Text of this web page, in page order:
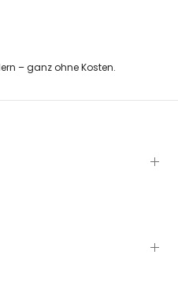
– ganz ohne Kosten.